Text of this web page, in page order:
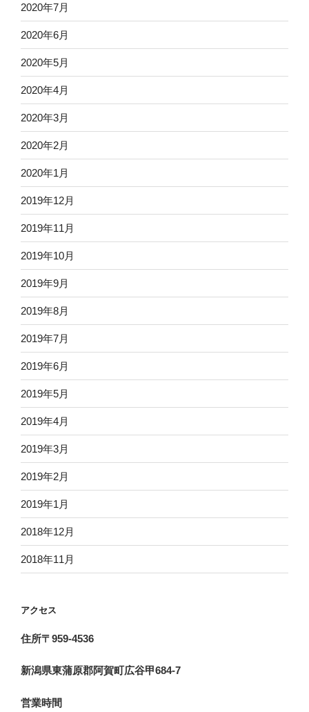
2020年7月
2020年6月
2020年5月
2020年4月
2020年3月
2020年2月
2020年1月
2019年12月
2019年11月
2019年10月
2019年9月
2019年8月
2019年7月
2019年6月
2019年5月
2019年4月
2019年3月
2019年2月
2019年1月
2018年12月
2018年11月
アクセス
住所〒959-4536
新潟県東蒲原郡阿賀町広谷甲684-7
営業時間